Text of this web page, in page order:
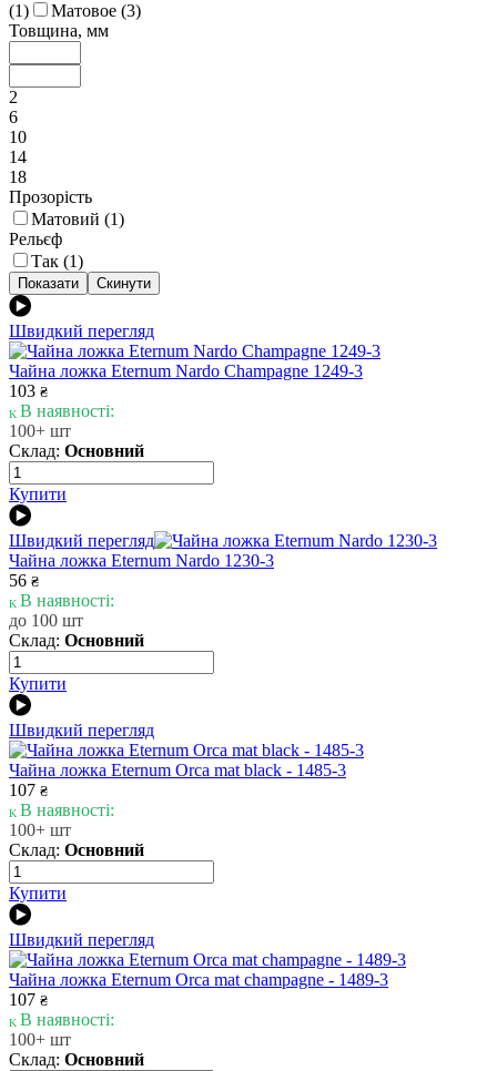
(1) Матовое (3)
Товщина, мм
2
6
10
14
18
Прозорість
Матовий (1)
Рельєф
Так (1)
Швидкий перегляд
Чайна ложка Eternum Nardo Champagne 1249-3
103 ₴
В наявності:
100+ шт
Склад: Основний
Купити
Швидкий перегляд
Чайна ложка Eternum Nardo 1230-3
56 ₴
В наявності:
до 100 шт
Склад: Основний
Купити
Швидкий перегляд
Чайна ложка Eternum Orca mat black - 1485-3
107 ₴
В наявності:
100+ шт
Склад: Основний
Купити
Швидкий перегляд
Чайна ложка Eternum Orca mat champagne - 1489-3
107 ₴
В наявності:
100+ шт
Склад: Основний